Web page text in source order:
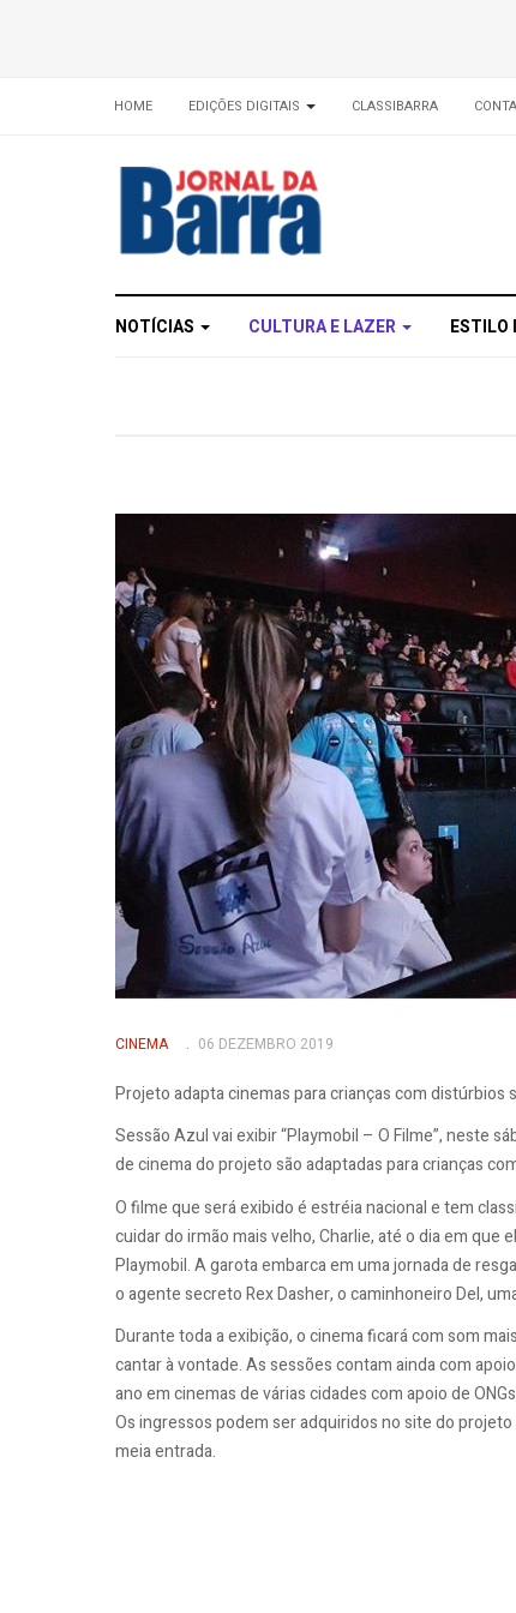
HOME EDIÇÕES DIGITAIS CLASSIBARRA
NOTÍCIAS CULTURA E LAZER ESTILO
CINEMA 06 DEZEMBRO 2019
Projeto adapta cinemas para crianças com distúrbios
Sessão Azul vai exibir “Playmobil – O Filme”, neste
de cinema do projeto são adaptadas para crianças
O filme que será exibido é estréia nacional e tem
cuidar do irmão mais velho, Charlie, até o dia em
Playmobil. A garota embarca em uma jornada de
o agente secreto Rex Dasher, o caminhoneiro Del,
Durante toda a exibição, o cinema ficará com som
cantar à vontade. As sessões contam ainda com
ano em cinemas de várias cidades com apoio de
Os ingressos podem ser adquiridos no site do
meia entrada.